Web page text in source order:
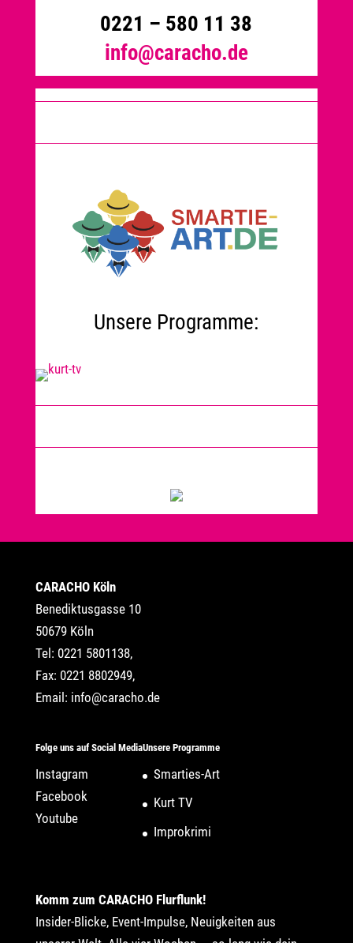
0221 – 580 11 38
info@caracho.de
Unsere Programme:
CARACHO Köln
Benediktusgasse 10
50679 Köln
Tel: 0221 5801138,
Fax: 0221 8802949,
Email: info@caracho.de
Folge uns auf Social Media
Instagram
Facebook
Youtube
Unsere Programme
Smarties-Art
Kurt TV
Improkrimi
Komm zum CARACHO Flurflunk!
Insider-Blicke, Event-Impulse, Neuigkeiten aus